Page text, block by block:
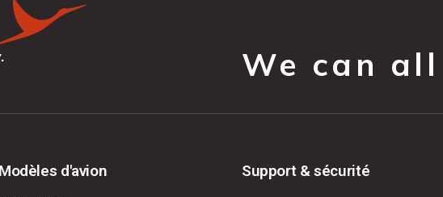
We can
Modèles d'avion Support & sécurité